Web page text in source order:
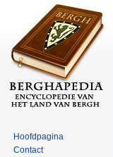
Hoofdpagina
Contact